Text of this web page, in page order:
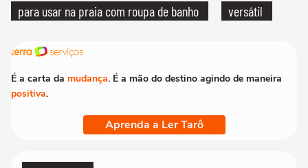
para usar na praia com roupa de banho
versátil
É a carta da mudança. É a mão do destino agindo de maneira
positiva.
Aprenda a Ler Tarô